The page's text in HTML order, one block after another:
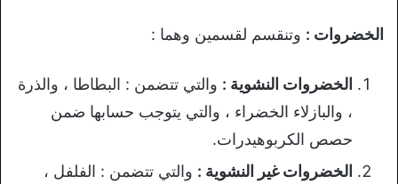
الخضروات : وتنقسم لقسمين وهما :
الخضروات النشوية : والتي تتضمن : البطاطا ، والذرة
، والبازلاء الخضراء ، والتي يتوجب حسابها ضمن
حصص الكربوهيدرات.
الخضروات غير النشوية : والتي تتضمن : الفلفل ،